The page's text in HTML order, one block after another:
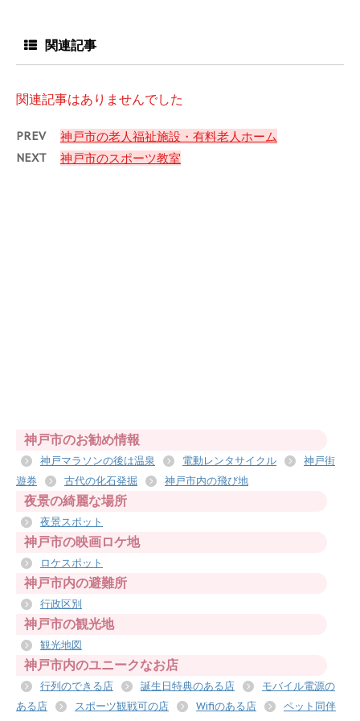
関連記事
関連記事はありませんでした
PREV 神戸市の老人福祉施設・有料老人ホーム
NEXT 神戸市のスポーツ教室
神戸市のお勧め情報
神戸マラソンの後は温泉 電動レンタサイクル
神戸街
遊券
古代の化石発掘 神戸市内の飛び地
夜景の綺麗な場所
夜景スポット
神戸市の映画ロケ地
ロケスポット
神戸市内の避難所
行政区別
神戸市の観光地
観光地図
神戸市内のユニークなお店
行列のできる店 誕生日特典のある店
モバイル電源の
ある店
スポーツ観戦可の店 Wifiのある店
ペット同伴